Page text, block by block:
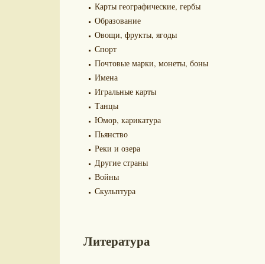
Карты географические, гербы
Образование
Овощи, фрукты, ягоды
Спорт
Почтовые марки, монеты, боны
Имена
Игральные карты
Танцы
Юмор, карикатура
Пьянство
Реки и озера
Другие страны
Войны
Скульптура
Литература